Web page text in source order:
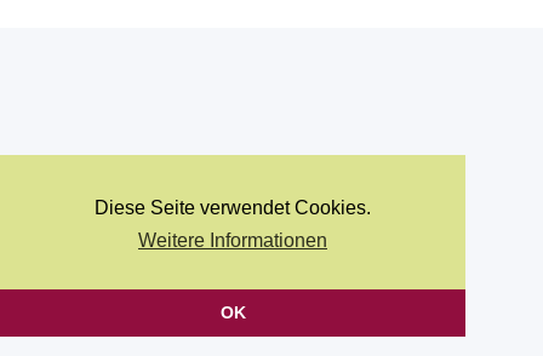
Diese Seite verwendet Cookies.
Weitere Informationen
OK